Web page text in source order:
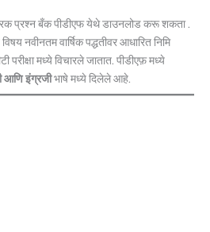
प्रश्न बँक पीडीएफ येथे डाउनलोड करू शकता .
नवीनतम वार्षिक पद्धतीवर आधारित निमि
मध्ये विचारले जातात. पीडीएफ़ मध्ये
आणि इंग्रजीभाषे मध्ये दिलेले आहे.